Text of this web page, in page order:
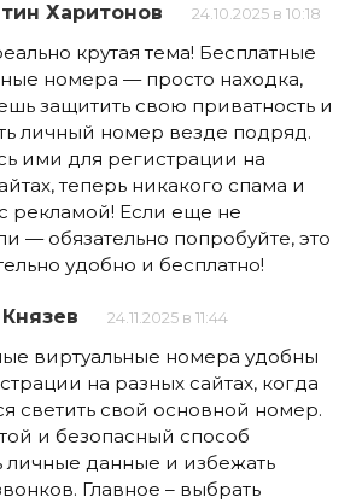
Харитонов 24.10.2025 в 10:18
крутая тема! Бесплатные
номера — просто находка,
защитить свою приватность и
личный номер везде подряд.
ими для регистрации на
теперь никакого спама и
рекламой! Если еще не
— обязательно попробуйте, это
удобно и бесплатно!
24.11.2025 в 11:44
виртуальные номера удобны
на разных сайтах, когда
светить свой основной номер.
и безопасный способ
личные данные и избежать
Главное – выбрать